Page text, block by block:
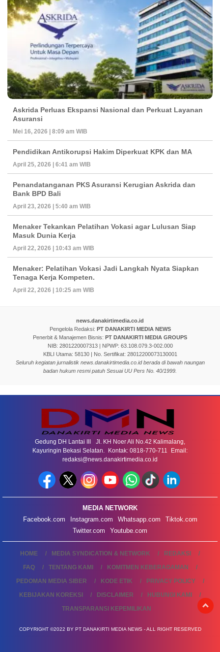
Askrida Perluas Ekspansi Nasional dan Perkuat Layanan
Asuransi
Mei 16, 2026 | 8:09 am WIB
Pendidikan Antikorupsi Hakim Diperkuat KPK dan MA
April 25, 2026 | 6:41 am WIB
Penandatanganan PKS Asuransi Kerugian Askrida dan
Bank BPD Bali
April 23, 2026 | 5:40 am WIB
Menaker Tekankan Pelatihan Vokasi agar Lulusan Siap
Masuk Dunia Kerja
April 22, 2026 | 10:43 am WIB
Menaker: Pelatihan Vokasi Jadi Langkah Nyata Siapkan
Tenaga Kerja Kompeten.
April 22, 2026 | 10:25 am WIB
news.danakirtimedia.co.id
Pengelola Redaksi: PT DANAKIRTI MEDIA NEWS
Penerbit & Manajemen Bisnis: PT DANAKIRTI MEDIA GROUPS
NIB: 2801220007313 | NPWP: 63.108.079.3-002.000
KBLI Utama: 58130 | No. Sertifikat: 28012200073130001
Seluruh kegiatan jurnalistik news.danakirtimedia.co.id berada di bawah naungan
badan hukum resmi patuh Sesuai UU Pers No. 40/1999.
Gedung DH Lantai III Jl. KH Noer Ali No.42 Kalimalang,
Kayuringin Bekasi Selatan. Kontak: 0818-770-711 Email:
redaksi@news.danakirtimedia.co.id
MEDIA NETWORK
Facebook.com
Instagram.com Whatsapp.com
Tiktok.com
Twitter.com
Youtube.com
HOME MEDIA SYNDICATION & NETWORK
REDAKSI
FAQ
TENTANG KAMI
KOMITMEN KEBERAGAMAN
PEDOMAN MEDIA SIBER
KODE ETIK
PRIVACY POLICY
KEBIJAKAN KOREKSI
DISCLAIMER
HUBUNGI KAMI
TRANSPARANSI KEPEMILIKAN
COPYRIGHT ©2022 BY PT DANAKIRTI MEDIA NEWS - ALL RIGHT RESERVED